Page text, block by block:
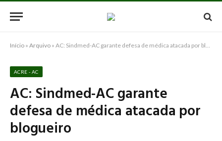
Início » Arquivo » AC: Sindmed-AC garante defesa de médica atacada por blogueiro
ACRE - AC
AC: Sindmed-AC garante
defesa de médica atacada por
blogueiro